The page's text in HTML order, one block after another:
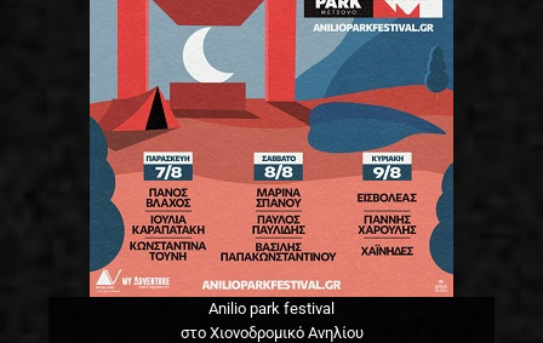
Anilio park festival
στο Χιονοδρομικό Ανηλίου